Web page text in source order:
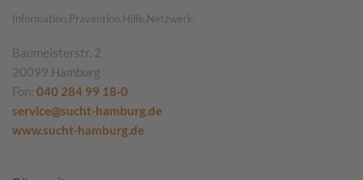
Information.Prävention.Hilfe.Netzwerk.
Baumeisterstr. 2
20099 Hamburg
Fon: 040 284 99 18-0
service@sucht-hamburg.de
www.sucht-hamburg.de